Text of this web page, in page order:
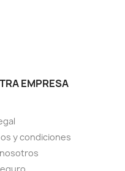
EMPRESA
y condiciones